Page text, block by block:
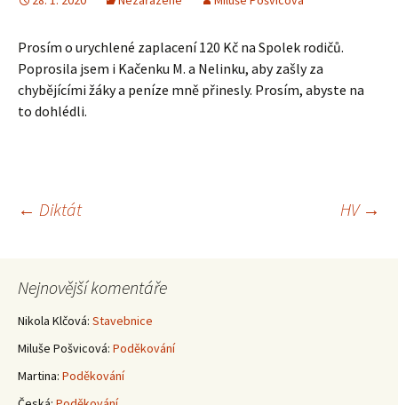
Prosím o urychlené zaplacení 120 Kč na Spolek rodičů.
Poprosila jsem i Kačenku M. a Nelinku, aby zašly za
chybějícími žáky a peníze mně přinesly. Prosím, abyste na
to dohlédli.
Navigace
pro
příspěvky
← Diktát HV →
Nejnovější komentáře
Nikola Klčová: Stavebnice
Miluše Pošvicová: Poděkování
Martina: Poděkování